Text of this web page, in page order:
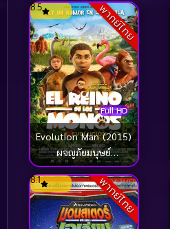
กังฟูแพนด้า ตำนาน
ปรมาจารย์สุโค่ย! ชุด12
พากย์ไทย
Full HD
8.5
Evolution Man (2015)
ผจญภัยมนุษย์
ดึกดำบรรพ์
พากย์ไทย
8.1